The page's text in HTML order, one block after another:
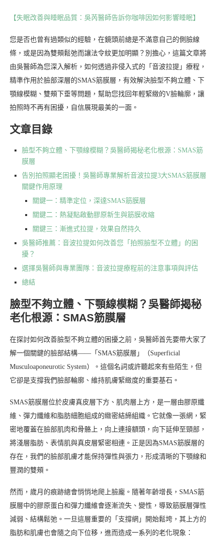
【失眠改善與睡眠品質：吳芮醫師告訴你咖啡因如何影響睡眠】
您是否也曾有過類似的經驗，在鏡頭前總是不滿意自己的側臉線
條，或是因為雙頰鬆弛而讓法令紋更加明顯？別擔心，這篇文章將
由吳醫師為您深入解析，如何透過非侵入式的「音波拉提」療程，
精準作用於臉部深層的SMAS筋膜層，有效解決臉型不夠立體、下
顎線模糊、雙頰下垂等問題，幫助您找回年輕緊緻的V臉輪廓，讓
拍照時不再有困擾，自信展現最美的一面。
文章目錄
臉型不夠立體、下顎線模糊？吳醫師揭秘老化根源：SMAS筋
膜層
告別拍照顯老困擾！吳醫師專業解析音波拉提3大SMAS筋膜層
關鍵作用原理
關鍵一：精準定位，深達SMAS筋膜層
關鍵二：熱凝點啟動膠原新生與筋膜收縮
關鍵三：漸進式拉提，效果自然持久
吳醫師推薦：音波拉提如何改善您「拍照臉型不立體」的困
擾？
選擇吳醫師與專業團隊：音波拉提療程前的注意事項與評估
總結
臉型不夠立體、下顎線模糊？吳醫師揭秘
老化根源：SMAS筋膜層
在探討如何改善臉型不夠立體的困擾之前，吳醫師首先要帶大家了
解一個關鍵的臉部結構——「SMAS筋膜層」（Superficial
Musculoaponeurotic System）。這個名詞或許聽起來有些陌生，但
它卻是支撐我們臉部輪廓、維持肌膚緊緻度的重要基石。
SMAS筋膜層位於皮膚真皮層下方、肌肉層上方，是一層由膠原纖
維、彈力纖維和脂肪細胞組成的緻密結締組織。它就像一張網，緊
密地覆蓋在臉部肌肉和骨骼上，向上連接額頭，向下延伸至頸部，
將淺層脂肪、表情肌與真皮層緊密相連。正是因為SMAS筋膜層的
存在，我們的臉部肌膚才能保持彈性與張力，形成清晰的下顎線和
豐潤的雙頰。
然而，歲月的痕跡總會悄悄地爬上臉龐。隨著年齡增長，SMAS筋
膜層中的膠原蛋白和彈力纖維會逐漸流失、變性，導致筋膜層彈性
減弱、結構鬆弛。一旦這層重要的「支撐網」開始鬆垮，其上方的
脂肪和肌膚也會隨之向下位移，進而造成一系列的老化現象：